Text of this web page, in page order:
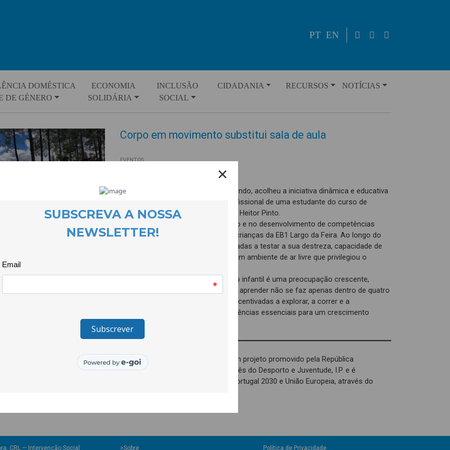
PT EN
DOMÉSTICA
DE GÉNERO
ECONOMIA
SOLIDÁRIA
INCLUSÃO
SOCIAL
CIDADANIA RECURSOS NOTÍCIAS
Corpo em movimento substitui sala de aula
EVENTOS
O Parque de São Miguel, no Tortosendo, acolheu a iniciativa dinâmica e educativa
no âmbito da Prova de Aptidão Profissional de uma estudante do curso de
Desporto da Escola Secundária Frei Heitor Pinto.
A actividade, centrada na orientação e no desenvolvimento de competências
físicas, envolveu a participação de crianças da EB1 Largo da Feira. Ao longo do
percurso, as crianças foram desafiadas a testar a sua destreza, capacidade de
orientação e trabalho em equipa, num ambiente de ar livre que privilegiou o
Num tempo em que o sedentarismo infantil é uma preocupação crescente,
iniciativas como esta reforçam que aprender não se faz apenas dentro de quatro
paredes. Quando as crianças são incentivadas a explorar, a correr e a
experimentar, desenvolvem competências essenciais para um crescimento
saudável.
O projecto Quero Ser Mais E9G é um projeto promovido pela República
Portuguesa e pelo Instituto Português do Desporto e Juventude, I.P. e é
cofinanciado pelo Pessoas 2030, Portugal 2030 e União Europeia, através do
CRL — Intervenção Social >Sobre Política de Privacidade